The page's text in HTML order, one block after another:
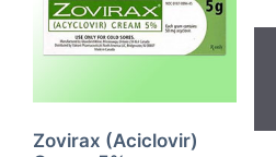
Zovirax (Aciclovir)